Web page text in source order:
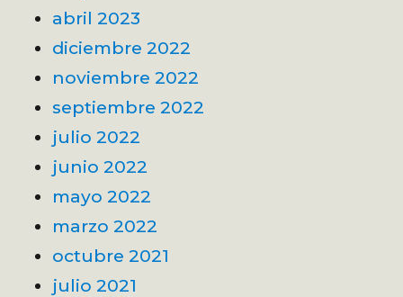
abril 2023
diciembre 2022
noviembre 2022
septiembre 2022
julio 2022
junio 2022
mayo 2022
marzo 2022
octubre 2021
julio 2021